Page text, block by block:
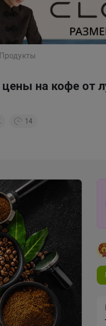
Продукты
на кофе от
14